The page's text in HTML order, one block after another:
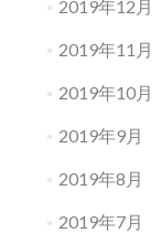
2019年12月
2019年11月
2019年10月
2019年9月
2019年8月
2019年7月